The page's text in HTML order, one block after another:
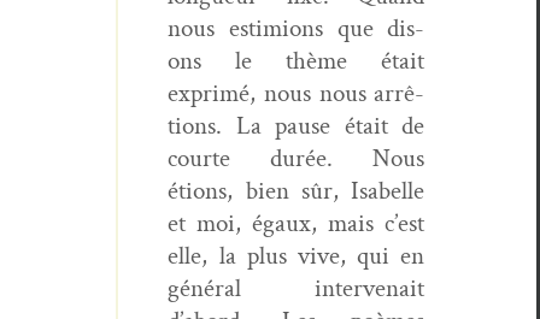
nous estimions que dis­
ons le thème était
exprimé, nous nous arrê­
tions. La pause était de
courte durée. Nous
étions, bien sûr, Isabelle
et moi, égaux, mais c’est
elle, la plus vive, qui en
général inter­ve­nait